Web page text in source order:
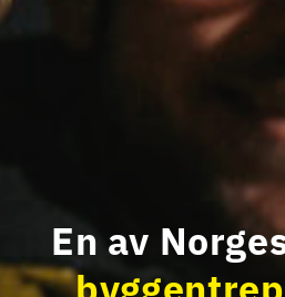
En av